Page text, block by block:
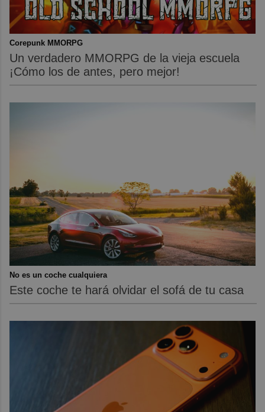
Corepunk MMORPG
Un verdadero MMORPG de la vieja escuela
¡Cómo los de antes, pero mejor!
No es un coche cualquiera
Este coche te hará olvidar el sofá de tu casa